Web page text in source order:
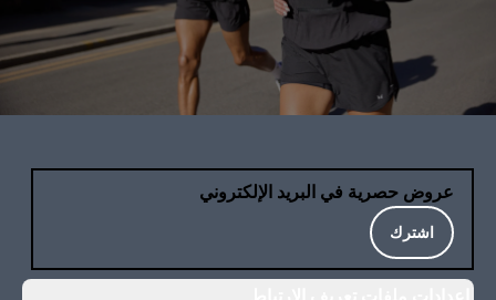
عروض حصرية في البريد الإلكتروني
اشترك